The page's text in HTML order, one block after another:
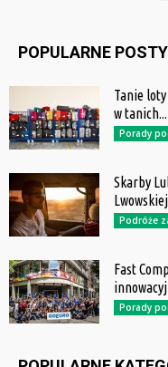
POPULARNE POSTY
Tanie
w tanich...
Porady
Skarby
Lwowskiej
Podróże
Fast
Porady